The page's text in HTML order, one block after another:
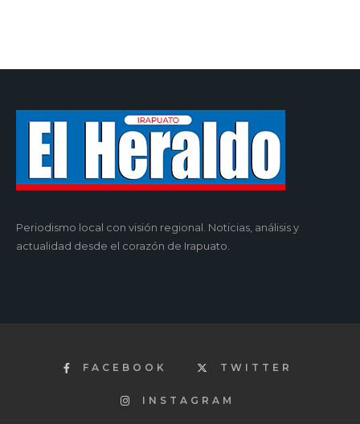
Periodismo local con visión regional. Noticias, análisis y
actualidad desde el corazón de Irapuato.
FACEBOOK TWITTER
INSTAGRAM